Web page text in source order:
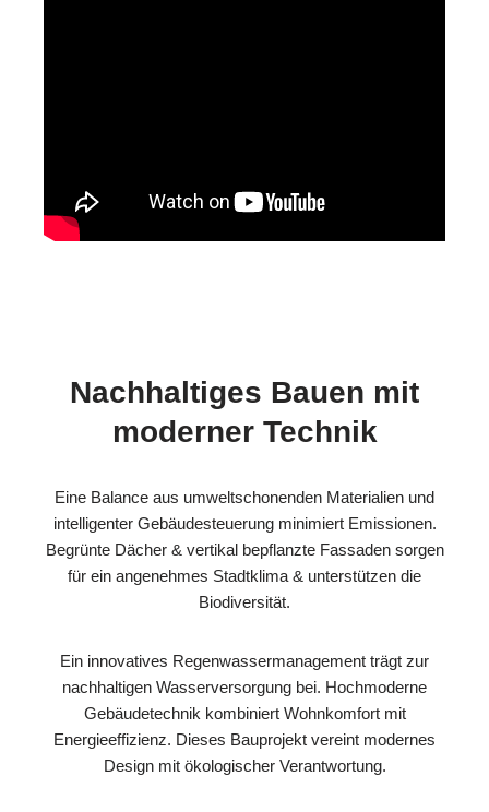
Nachhaltiges Bauen mit
moderner Technik
Eine Balance aus umweltschonenden Materialien und
intelligenter Gebäudesteuerung minimiert Emissionen.
Begrünte Dächer & vertikal bepflanzte Fassaden sorgen
für ein angenehmes Stadtklima & unterstützen die
Biodiversität.
Ein innovatives Regenwassermanagement trägt zur
nachhaltigen Wasserversorgung bei. Hochmoderne
Gebäudetechnik kombiniert Wohnkomfort mit
Energieeffizienz. Dieses Bauprojekt vereint modernes
Design mit ökologischer Verantwortung.